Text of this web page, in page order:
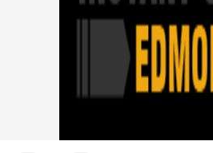
Group vụ hack 1,5 tỷ USD, đã nhận
Circle mở rộng USDC lên OKX qua X
công ở mức 18 USD/cổ phiếu, định
Nhà đầu tư nên theo dõi sát dòng
nhiều giao dịch lớn (từ 4 BTC đến
Xem chi tiết các bài viết đầy đủ tại